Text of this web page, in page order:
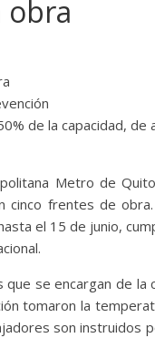
obra
de la capacidad, de
Metro de
cinco frentes de
el 15 de junio,
se encargan de la
tomaron la
son instruidos